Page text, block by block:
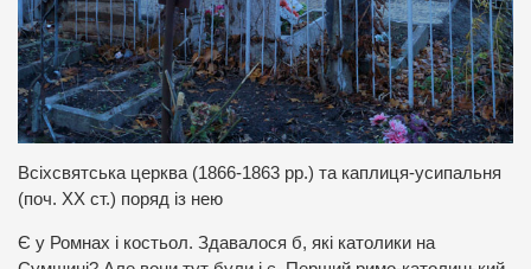
Всіхсвятська церква (1866-1863 рр.) та каплиця-усипальня
(поч. ХХ ст.) поряд із нею
Є у Ромнах і костьол. Здавалося б, які католики на